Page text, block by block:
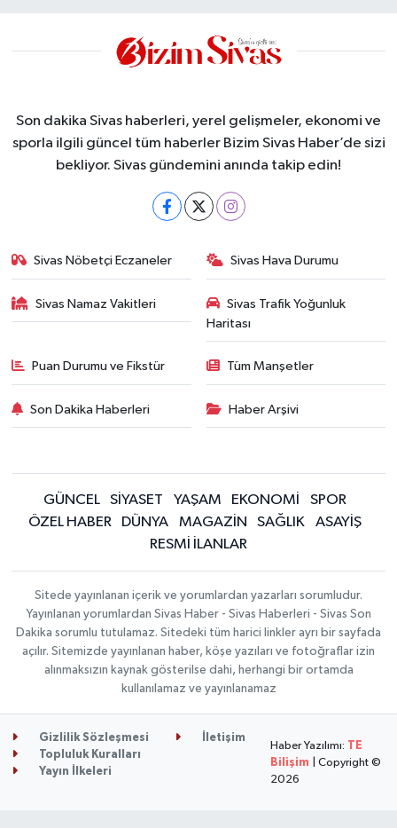
Son dakika Sivas haberleri, yerel gelişmeler, ekonomi ve
sporla ilgili güncel tüm haberler Bizim Sivas Haber’de sizi
bekliyor. Sivas gündemini anında takip edin!
Sivas Nöbetçi Eczaneler Sivas Hava Durumu
Sivas Namaz Vakitleri
Sivas Trafik Yoğunluk
Haritası
Puan Durumu ve Fikstür Tüm Manşetler
Son Dakika Haberleri Haber Arşivi
GÜNCEL SİYASET YAŞAM EKONOMİ
SPOR
ÖZEL HABER
DÜNYA MAGAZİN SAĞLIK
ASAYİŞ
RESMİ İLANLAR
Sitede yayınlanan içerik ve yorumlardan yazarları sorumludur.
Yayınlanan yorumlardan Sivas Haber - Sivas Haberleri - Sivas Son
Dakika sorumlu tutulamaz. Sitedeki tüm harici linkler ayrı bir sayfada
açılır. Sitemizde yayınlanan haber, köşe yazıları ve fotoğraflar izin
alınmaksızın kaynak gösterilse dahi, herhangi bir ortamda
kullanılamaz ve yayınlanamaz
Gizlilik Sözleşmesi
İletişim
Topluluk Kuralları
Yayın İlkeleri
Haber Yazılımı: TE
Bilişim | Copyright ©
2026